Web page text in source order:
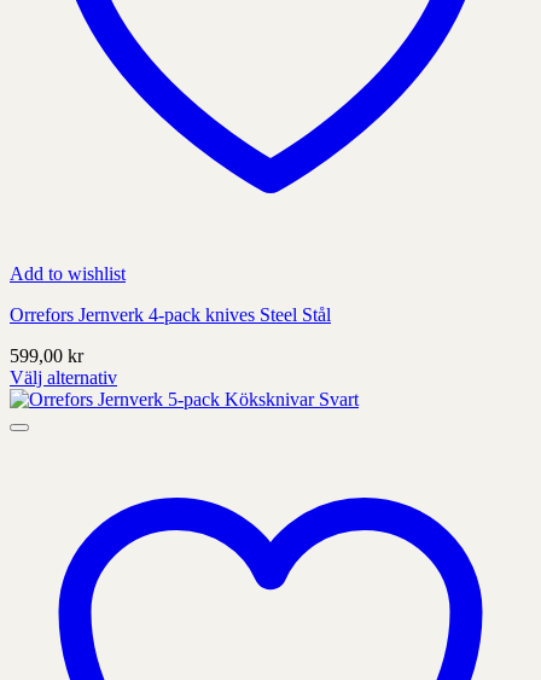
Add to wishlist
Orrefors Jernverk 4-pack knives Steel Stål
599,00 kr
Välj alternativ
Denna
produkt
produktens